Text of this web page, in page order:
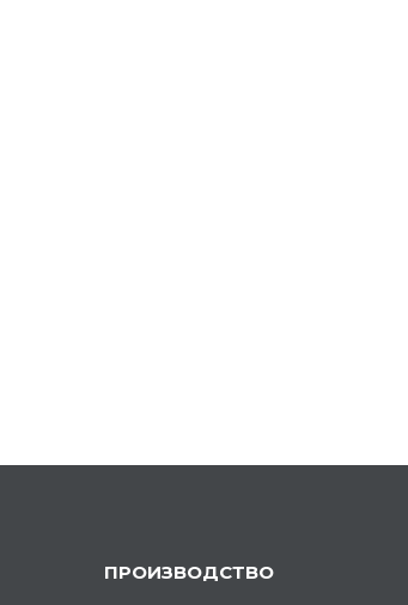
ПРОИЗВОДСТВО